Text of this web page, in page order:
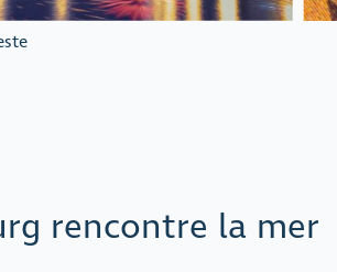
rencontre la mer